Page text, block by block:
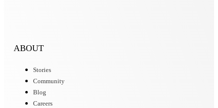
ABOUT
Stories
Community
Blog
Careers